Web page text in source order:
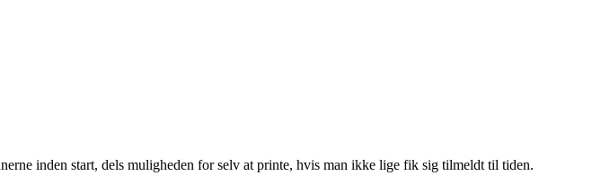
inden start, dels muligheden for selv at printe, hvis man ikke lige fik sig tilmeldt til tiden.